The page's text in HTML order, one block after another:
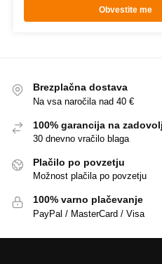
Obvestite me
Brezplačna dostava
Na vsa naročila nad 40 €
100% garancija na
30 dnevno vračilo blaga
Plačilo po povzetju
Možnost plačila po povzetju
100% varno plačevanje
PayPal / MasterCard / Visa